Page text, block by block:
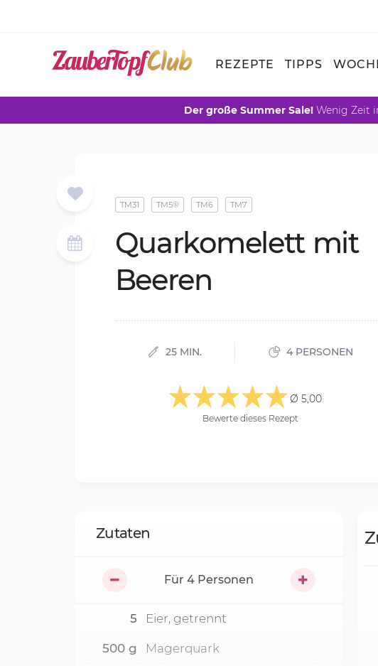
REZEPTE TIPPS
Der große Summer Sale! Wenig Zeit
TM31 TM5® TM6 TM7
Quar­ko­me­lett mit
Bee­ren
25 MIN. 4 PERSONEN
Ø 5,00
Bewerte dieses Rezept
Zutaten
Für 4 Personen
5 Eier, getrennt
500 g Magerquark